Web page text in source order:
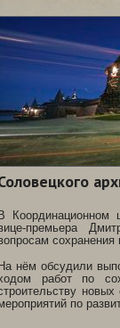
В Координационном
премьера
сохранения
На нём обсудили
работ по
по